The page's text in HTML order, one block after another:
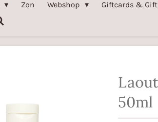
Zon Webshop Giftcards &
50ml